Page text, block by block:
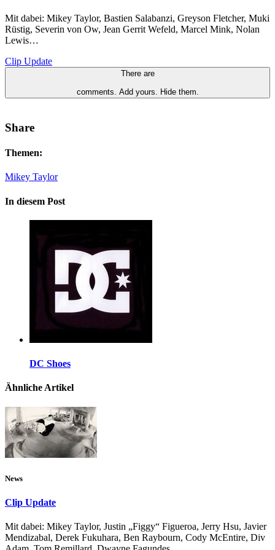
Mit dabei: Mikey Taylor, Bastien Salabanzi, Greyson Fletcher, Muki
Rüstig, Severin von Ow, Jean Gerrit Wefeld, Marcel Mink, Nolan
Lewis…
Clip Update
There are
comments. Add yours. Hide them.
Share
Themen:
Mikey Taylor
In diesem Post
DC Shoes
Ähnliche Artikel
News
Clip Update
Mit dabei: Mikey Taylor, Justin „Figgy“ Figueroa, Jerry Hsu, Javier
Mendizabal, Derek Fukuhara, Ben Raybourn, Cody McEntire, Div